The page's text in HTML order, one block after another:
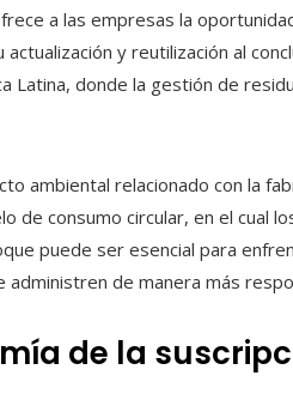
a las empresas la
y reutilización al
donde la gestión de
ambiental relacionado con la
de consumo circular, en el cual
puede ser esencial para
de manera más
de la